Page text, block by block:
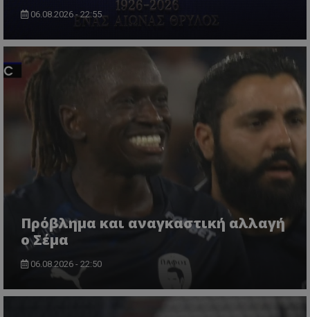
06.08.2026 - 22:55
Πρόβλημα και αναγκαστική αλλαγή
ο Σέμα
06.08.2026 - 22:50